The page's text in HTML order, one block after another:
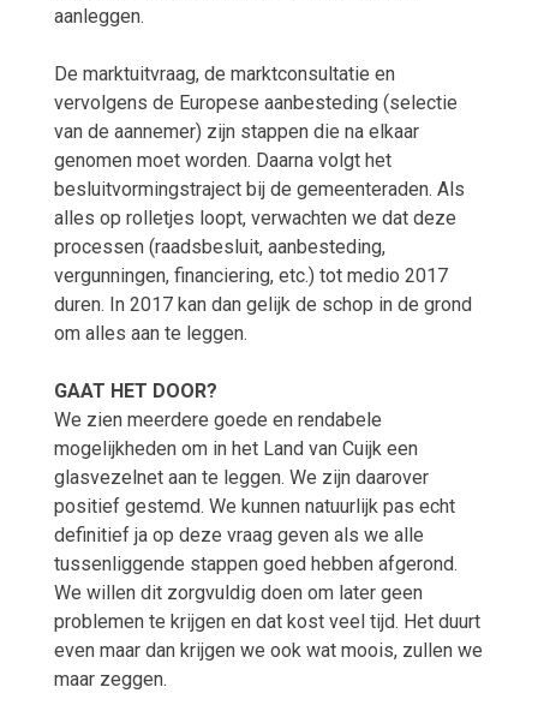
aanleggen.
De marktuitvraag, de marktconsultatie en
vervolgens de Europese aanbesteding (selectie
van de aannemer) zijn stappen die na elkaar
genomen moet worden. Daarna volgt het
besluitvormingstraject bij de gemeenteraden. Als
alles op rolletjes loopt, verwachten we dat deze
processen (raadsbesluit, aanbesteding,
vergunningen, financiering, etc.) tot medio 2017
duren. In 2017 kan dan gelijk de schop in de grond
om alles aan te leggen.
GAAT HET DOOR?
We zien meerdere goede en rendabele
mogelijkheden om in het Land van Cuijk een
glasvezelnet aan te leggen. We zijn daarover
positief gestemd. We kunnen natuurlijk pas echt
definitief ja op deze vraag geven als we alle
tussenliggende stappen goed hebben afgerond.
We willen dit zorgvuldig doen om later geen
problemen te krijgen en dat kost veel tijd. Het duurt
even maar dan krijgen we ook wat moois, zullen we
maar zeggen.